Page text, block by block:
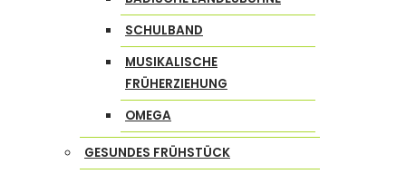
SCHULBAND
MUSIKALISCHE
FRÜHERZIEHUNG
OMEGA
GESUNDES FRÜHSTÜCK